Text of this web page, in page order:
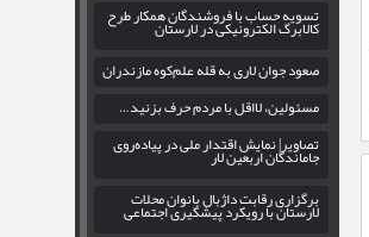
تسویه حساب با فروشندگان همکار طرح
کالابرگ الکترونیکی در لارستان
صعود جوان لاری به قله علم‌کوه مازندران
مسئولین، لااقل با مردم حرف بزنید…
تصاویر| نمایش اقتدار ملی در پیاده‌روی
جاماندگان اربعین لار
برگزاری رقابت داژبال بانوان محلات
لارستان با رویکرد پیشگیری اجتماعی